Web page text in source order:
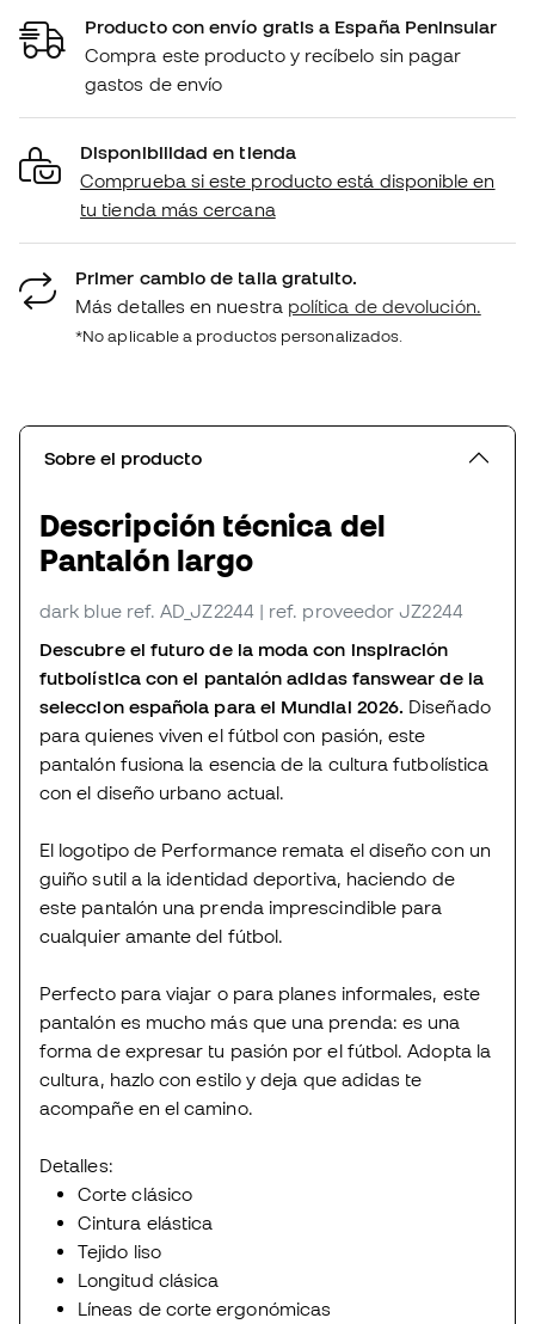
Producto con envío gratis a España Peninsular
Compra este producto y recíbelo sin pagar
gastos de envío
Disponibilidad en tienda
Comprueba si este producto está disponible en
tu tienda más cercana
Primer cambio de talla gratuito.
Más detalles en nuestra política de devolución.
*No aplicable a productos personalizados.
Sobre el producto
Descripción técnica del
Pantalón largo
dark blue ref. AD_JZ2244 | ref. proveedor JZ2244
Descubre el futuro de la moda con inspiración
futbolística con el pantalón adidas fanswear de la
seleccion española para el Mundial 2026. Diseñado
para quienes viven el fútbol con pasión, este
pantalón fusiona la esencia de la cultura futbolística
con el diseño urbano actual.
El logotipo de Performance remata el diseño con un
guiño sutil a la identidad deportiva, haciendo de
este pantalón una prenda imprescindible para
cualquier amante del fútbol.
Perfecto para viajar o para planes informales, este
pantalón es mucho más que una prenda: es una
forma de expresar tu pasión por el fútbol. Adopta la
cultura, hazlo con estilo y deja que adidas te
acompañe en el camino.
Detalles:
Corte clásico
Cintura elástica
Tejido liso
Longitud clásica
Líneas de corte ergonómicas